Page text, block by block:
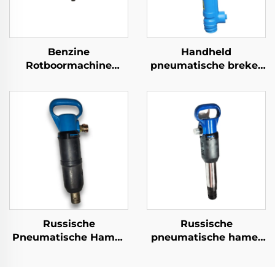
Benzine
Rotboormachine
Rotboor Draagbare
Jack Hammer
Handheld
pneumatische breker
pneumatische
pikhouweel
Russische
Pneumatische Hamer
Russische
pneumatische hamer